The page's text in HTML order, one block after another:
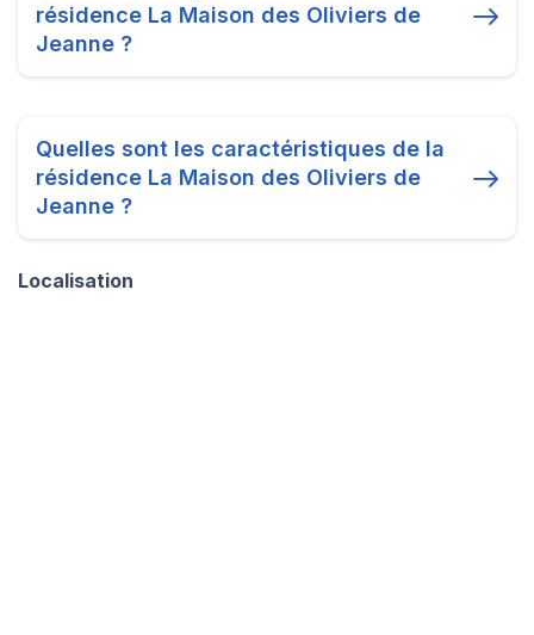
résidence La Maison des Oliviers de
Jeanne ?
Quelles sont les caractéristiques de la
résidence La Maison des Oliviers de
Jeanne ?
Localisation